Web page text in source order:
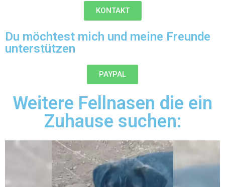
KONTAKT
Du möchtest mich und meine Freunde
unterstützen
PAYPAL
Weitere Fellnasen die ein
Zuhause suchen: